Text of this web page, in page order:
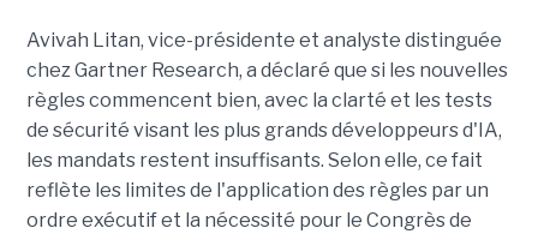
Avivah Litan, vice-présidente et analyste distinguée
chez Gartner Research, a déclaré que si les nouvelles
règles commencent bien, avec la clarté et les tests
de sécurité visant les plus grands développeurs d'IA,
les mandats restent insuffisants. Selon elle, ce fait
reflète les limites de l'application des règles par un
ordre exécutif et la nécessité pour le Congrès de